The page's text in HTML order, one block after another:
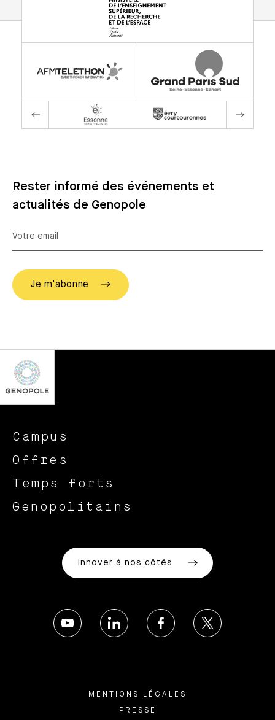
Rester informé des événements et
actualités de Genopole
Campus
Offres
Temps forts
Genopolitains
Innover à nos côtés
MENTIONS LÉGALES
PRESSE